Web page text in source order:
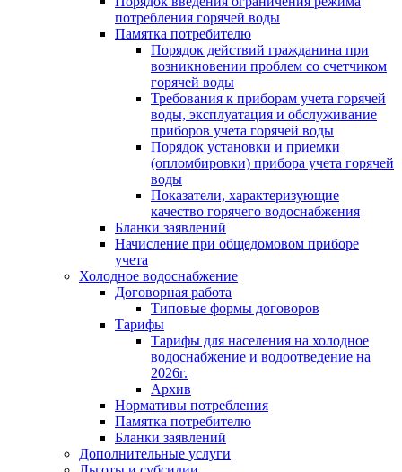
потребления горячей воды
Памятка потребителю
Порядок действий гражданина при
возникновении проблем со счетчиком
горячей воды
Требования к приборам учета горячей
воды, эксплуатация и обслуживание
приборов учета горячей воды
Порядок установки и приемки
(опломбировки) прибора учета горячей
воды
Показатели, характеризующие
качество горячего водоснабжения
Бланки заявлений
Начисление при общедомовом приборе
учета
Холодное водоснабжение
Договорная работа
Типовые формы договоров
Тарифы
Тарифы для населения на холодное
водоснабжение и водоотведение на
2026г.
Архив
Нормативы потребления
Памятка потребителю
Бланки заявлений
Дополнительные услуги